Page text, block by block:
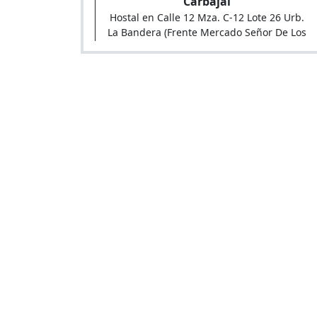
Hostal en Calle 12 Mza. C-12 Lote 26 Urb.
La Bandera (Frente Mercado Señor De Los